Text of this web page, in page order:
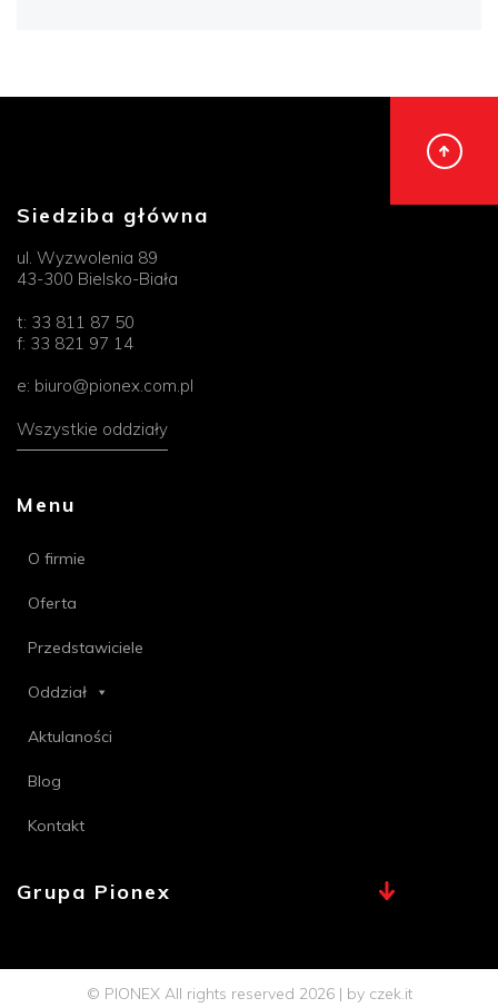
Siedziba główna
ul. Wyzwolenia 89
43-300 Bielsko-Biała
t: 33 811 87 50
f: 33 821 97 14
e: biuro@pionex.com.pl
Wszystkie oddziały
Menu
O firmie
Oferta
Przedstawiciele
Oddział
Aktulaności
Blog
Kontakt
Grupa Pionex
Chemia Bielsko
Profi PSB© PIONEX All rights reserved 2026 | by czek.it